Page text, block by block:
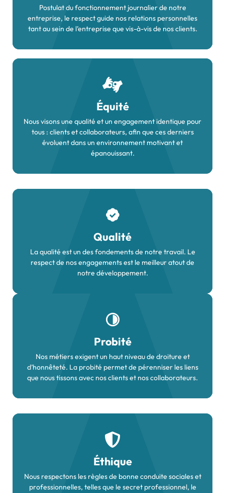
Postulat du fonctionnement journalier de notre
entreprise, le respect guide nos relations personnelles
tant au sein de l’entreprise que vis-à-vis de nos clients.
Équité
Nous visons une qualité et un engagement identique pour
tous : clients et collaborateurs, afin que ces derniers
évoluent dans un environnement motivant et
épanouissant.
Qualité
La qualité est un des fondements de notre travail. Le
respect de nos engagements est le meilleur atout de
notre développement.
Probité
Nos métiers exigent un haut niveau de droiture et
d’honnêteté. La probité permet de pérenniser les liens
que nous tissons avec nos clients et nos collaborateurs.
Éthique
Nous respectons les règles de bonne conduite sociales et
professionnelles, telles que le secret professionnel, le